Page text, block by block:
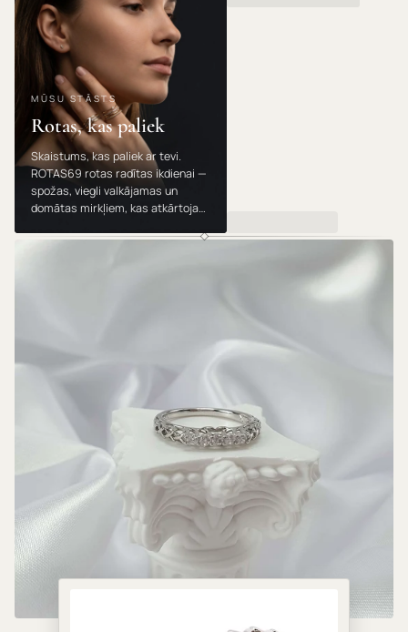
MŪSU STĀSTS
Rotas, kas paliek
Skaistums, kas paliek ar tevi.
ROTAS69 rotas radītas ikdienai —
spožas, viegli valkājamas un
domātas mirkļiem, kas atkārtojas.
gada.